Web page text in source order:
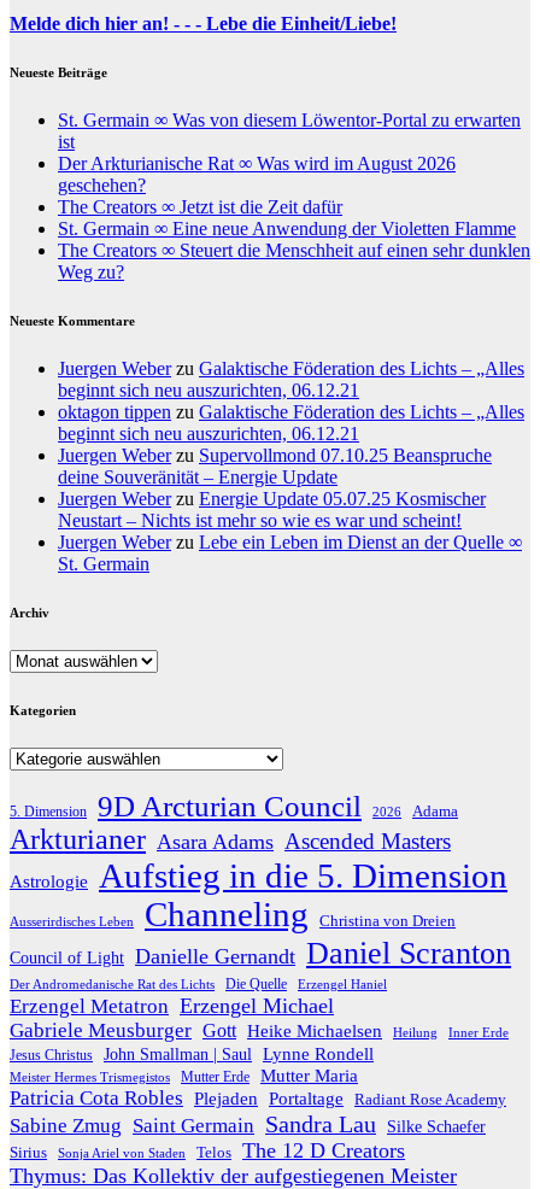
Melde dich hier an! - - - Lebe die Einheit/Liebe!
Neueste Beiträge
St. Germain ∞ Was von diesem Löwentor-Portal zu erwarten
ist
Der Arkturianische Rat ∞ Was wird im August 2026
geschehen?
The Creators ∞ Jetzt ist die Zeit dafür
St. Germain ∞ Eine neue Anwendung der Violetten Flamme
The Creators ∞ Steuert die Menschheit auf einen sehr dunklen
Weg zu?
Neueste Kommentare
Juergen Weberzu Galaktische Föderation des Lichts – „Alles
beginnt sich neu auszurichten, 06.12.21
oktagon tippen zu Galaktische Föderation des Lichts – „Alles
beginnt sich neu auszurichten, 06.12.21
Juergen Weberzu Supervollmond 07.10.25 Beanspruche
deine Souveränität – Energie Update
Juergen Weberzu Energie Update 05.07.25 Kosmischer
Neustart – Nichts ist mehr so wie es war und scheint!
Juergen Weberzu Lebe ein Leben im Dienst an der Quelle ∞
St. Germain
Archiv
Archiv
Kategorien
Kategorien
5. Dimension 9D Arcturian Council 2026 Adama
Arkturianer Asara Adams Ascended Masters
Astrologie Aufstieg in die 5. Dimension
Ausserirdisches Leben Channeling Christina von Dreien
Council of Light Danielle Gernandt Daniel Scranton
Der Andromedanische Rat des Lichts Die Quelle Erzengel Haniel
Erzengel Metatron Erzengel Michael
Gabriele Meusburger Gott Heike Michaelsen Heilung Inner Erde
Jesus Christus John Smallman | Saul Lynne Rondell
Meister Hermes Trismegistos Mutter Erde Mutter Maria
Patricia Cota Robles Plejaden Portaltage Radiant Rose Academy
Sabine Zmug Saint Germain Sandra Lau Silke Schaefer
Sirius Sonja Ariel von Staden Telos The 12 D Creators
Thymus: Das Kollektiv der aufgestiegenen Meister